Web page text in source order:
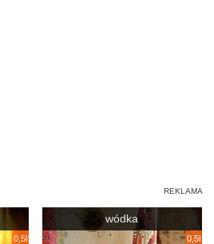
0,5l
wódka
0,5l